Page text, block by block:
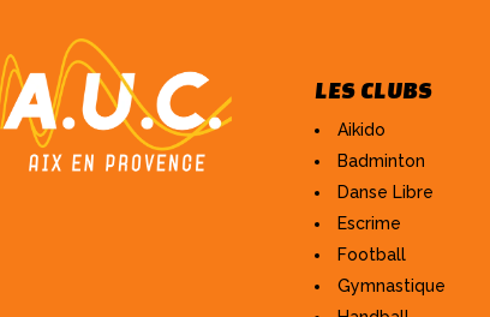
LES CLUBS
Aikido
Badminton
Danse Libre
Escrime
Football
Gymnastique